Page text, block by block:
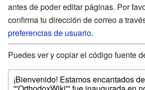
antes de poder editar páginas. Por
confirma tu dirección de correo a
preferencias de usuario.
Puedes ver y copiar el código fuente